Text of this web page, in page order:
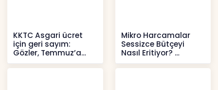
KKTC Asgari ücret
için geri sayım:
Gözler, Temmuz’a
yansıması beklenen
artışta
Mikro Harcamalar
Sessizce Bütçeyi
Nasıl Eritiyor?
İçerikler